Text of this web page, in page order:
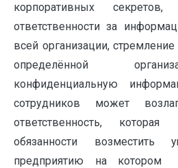
корпоративных
ответственности за
всей организации,
определённой
конфиденциальную
сотрудников может
ответственность,
обязанности возместить
предприятию на